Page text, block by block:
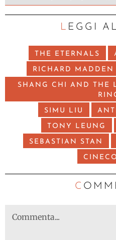
LEGGI
THE ETERNALS
RICHARD MADDEN
SHANG CHI AND THE
SIMU LIU
TONY LEUNG
SEBASTIAN STAN
C